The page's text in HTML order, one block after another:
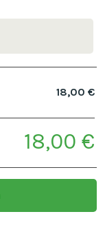
18,00 €
18,00 €